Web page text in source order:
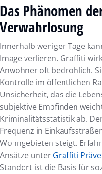
Das Phänomen
Verwahrlosung
Innerhalb weniger Tage
Image verlieren. Graffiti
Anwohner oft bedrohlich.
Kontrolle im öffentlichen
Unsicherheit, das die
subjektive Empfinden
Kriminalitätsstatistik ab.
Frequenz in
Wohngebieten steigt.
Ansätze unter Graffiti
Standort ist die Basis für